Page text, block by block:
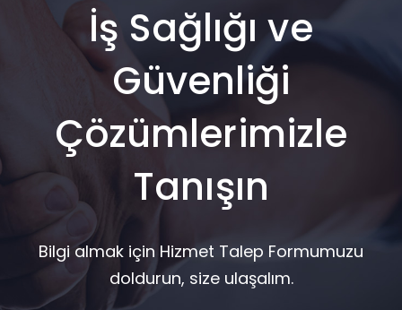
İş Sağlığı ve
Güvenliği
Çözümlerimizle
Tanışın
Bilgi almak için Hizmet Talep Formumuzu
doldurun, size ulaşalım.